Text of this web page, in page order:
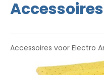
Accessoires voor Electro